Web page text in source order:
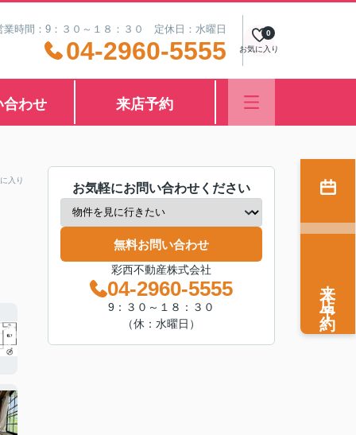
業時間：9：３０～１８：３０ 定休日：水曜日
04-2960-5555 お気に入り
0
合わせ 来店予約
入り
お気軽にお問い合わせください
無料お問い合わせ
彩西不動産株式会社
04-2960-5555
9：３０～１８：３０
（休：水曜日）
来店予約